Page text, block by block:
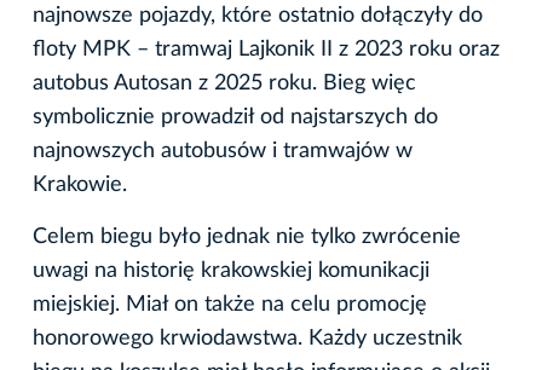
najnowsze pojazdy, które ostatnio dołączyły do
floty MPK – tramwaj Lajkonik II z 2023 roku oraz
autobus Autosan z 2025 roku. Bieg więc
symbolicznie prowadził od najstarszych do
najnowszych autobusów i tramwajów w
Krakowie.
Celem biegu było jednak nie tylko zwrócenie
uwagi na historię krakowskiej komunikacji
miejskiej. Miał on także na celu promocję
honorowego krwiodawstwa. Każdy uczestnik